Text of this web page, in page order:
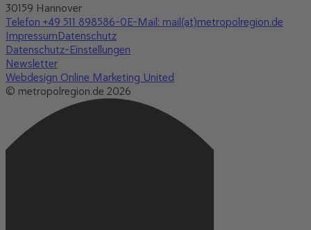
30159 Hannover
Telefon +49 511 898586-0E-Mail: mail(at)metropolregion.de
ImpressumDatenschutz
Datenschutz-Einstellungen
Newsletter
Webdesign Online Marketing United
© metropolregion.de 2026